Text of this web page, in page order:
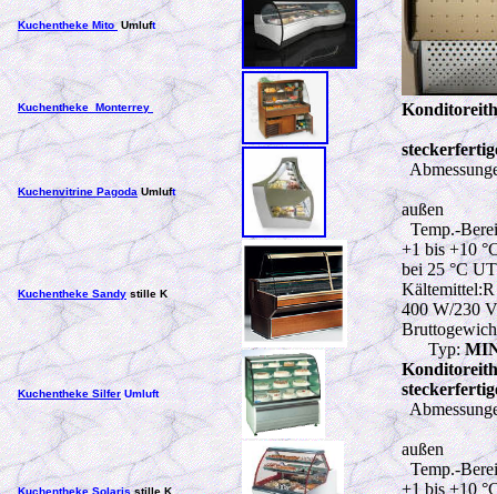
Kuchentheke MitoUmluft
Kuchentheke Monterrey
Kuchenvitrine Pagoda Umluft
Kuchentheke Sandy stille K
Kuchentheke Silfer Umluft
Kuchentheke Solaris stille K
außen
Temp.-
+1 bis +10
bei 25 °C
400 W/230 V
Typ:
außen
Temp.-
+1 bis +10